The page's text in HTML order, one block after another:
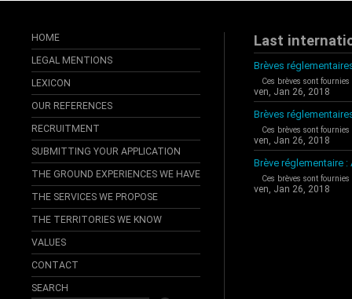
HOME
LEGAL MENTIONS
LEXICON
OUR REFERENCES
RECRUITMENT
SUBMITTING YOUR APPLICATION
THE GROUND EXPERIENCES WE HAVE
THE SERVICES WE PROPOSE
THE TERRITORIES WE KNOW
VALUES
CONTACT
SEARCH
Last
Brèves
Ces brèves sont
ven, Jan 26, 2018
Brèves
Ces brèves sont
ven, Jan 26, 2018
Brève réglementaire :
Ces brèves sont
ven, Jan 26, 2018